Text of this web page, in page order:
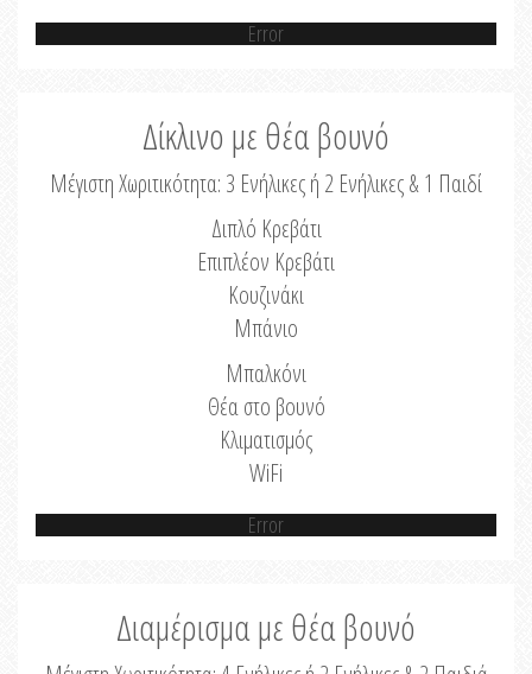
Error
Δίκλινο με θέα βουνό
Μέγιστη Χωριτικότητα: 3 Ενήλικες ή 2 Ενήλικες & 1 Παιδί
Διπλό Κρεβάτι
Επιπλέον Κρεβάτι
Κουζινάκι
Μπάνιο
Μπαλκόνι
Θέα στο βουνό
Κλιματισμός
WiFi
Error
Διαμέρισμα με θέα βουνό